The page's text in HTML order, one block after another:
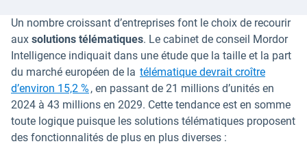
Un nombre croissant d’entreprises font le choix de recourir
aux solutions télématiques. Le cabinet de conseil Mordor
Intelligence indiquait dans une étude que la taille et la part
du marché européen de la télématique devrait croître
d’environ 15,2 % Ouvrir dans une nouvelle fenêtre
, en passant de 21 millions d’unités en
2024 à 43 millions en 2029. Cette tendance est en somme
toute logique puisque les solutions télématiques proposent
des fonctionnalités de plus en plus diverses :